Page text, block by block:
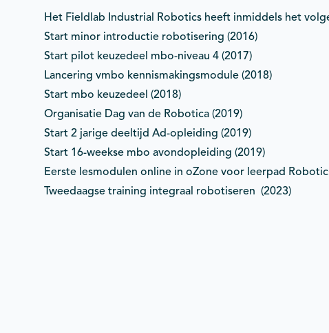
Het Fieldlab Industrial Robotics heeft inmiddels het
Start minor introductie robotisering (2016)
Start pilot keuzedeel mbo-niveau 4 (2017)
Lancering vmbo kennismakingsmodule (2018)
Start mbo keuzedeel (2018)
Organisatie Dag van de Robotica (2019)
Start 2 jarige deeltijd Ad-opleiding (2019)
Start 16-weekse mbo avondopleiding (2019)
Eerste lesmodulen online in oZone voor leerpad
Tweedaagse training integraal robotiseren (2023)